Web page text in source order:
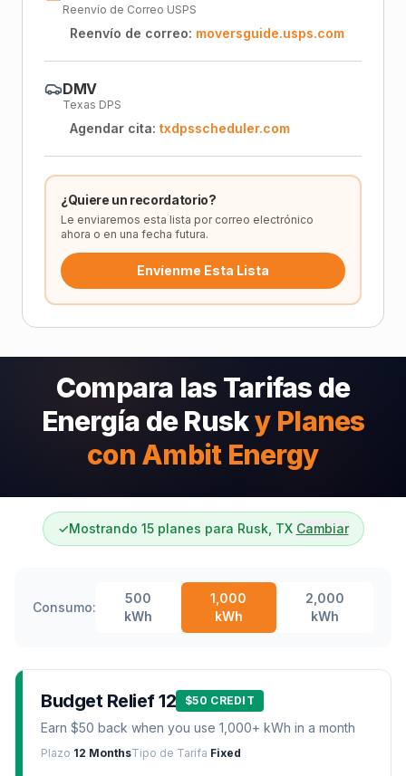
Reenvío de Correo USPS
Reenvío de correo: moversguide.usps.com
DMV
Texas DPS
Agendar cita: txdpsscheduler.com
¿Quiere un recordatorio?
Le enviaremos esta lista por correo electrónico
ahora o en una fecha futura.
Envíenme Esta Lista
Compara las Tarifas de
Energía de Rusky Planes
con Ambit Energy
✓Mostrando 15 planes para Rusk, TX Cambiar
Consumo:
500
kWh
1,000
kWh
2,000
kWh
Budget Relief 12 $50 CREDIT
Earn $50 back when you use 1,000+ kWh in a month
Plazo 12 MonthsTipo de Tarifa Fixed